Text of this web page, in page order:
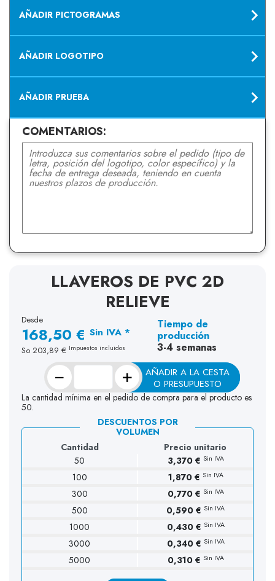
AÑADIR PICTOGRAMAS
AÑADIR LOGOTIPO
AÑADIR PRUEBA
COMENTARIOS:
LLAVEROS DE PVC 2D
RELIEVE
Desde
168,50 € Sin IVA *
So 203,89 € Impuestos incluidos
Tiempo de
producción
3-4 semanas
− +
AÑADIR A LA CESTA
O PRESUPUESTO
La cantidad mínima en el pedido de compra para el producto es
50.
DESCUENTOS POR
VOLUMEN
Cantidad
Precio unitario
50
3,370 € Sin IVA
100 1,870 € Sin IVA
300 0,770 € Sin IVA
500 0,590 € Sin IVA
1000 0,430 € Sin IVA
3000 0,340 € Sin IVA
5000 0,310 € Sin IVA